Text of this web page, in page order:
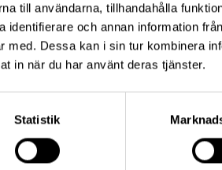
till användarna, tillhandahålla
och annan information
Dessa kan i sin tur kombinera
in när du har använt deras tjänster.
Statistik
var väldigt lyckad
allt fungerade perfekt.